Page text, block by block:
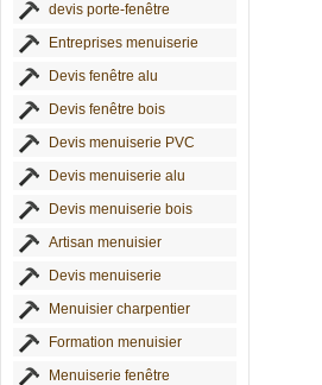
devis porte-fenêtre
Entreprises menuiserie
Devis fenêtre alu
Devis fenêtre bois
Devis menuiserie PVC
Devis menuiserie alu
Devis menuiserie bois
Artisan menuisier
Devis menuiserie
Menuisier charpentier
Formation menuisier
Menuiserie fenêtre